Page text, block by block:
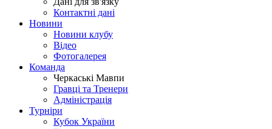
Контактні дані
Новини
Новини клубу
Відео
Фотогалерея
Команда
Черкаські Мавпи
Гравці та Тренери
Адміністрація
Турніри
Кубок України